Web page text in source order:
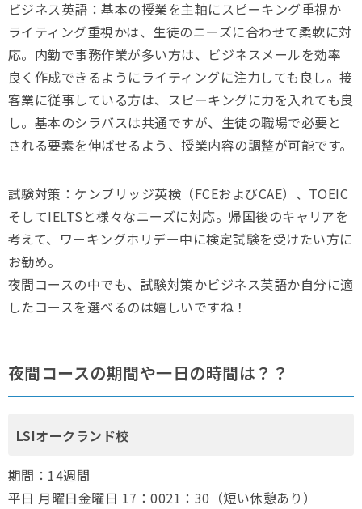
ビジネス英語：基本の授業を主軸にスピーキング重視か
ライティング重視かは、生徒のニーズに合わせて柔軟に対
応。内勤で事務作業が多い方は、ビジネスメールを効率
良く作成できるようにライティングに注力しても良し。接
客業に従事している方は、スピーキングに力を入れても良
し。基本のシラバスは共通ですが、生徒の職場で必要と
される要素を伸ばせるよう、授業内容の調整が可能です。
試験対策：ケンブリッジ英検（FCEおよびCAE）、TOEIC
そしてIELTSと様々なニーズに対応。帰国後のキャリアを
考えて、ワーキングホリデー中に検定試験を受けたい方に
お勧め。
夜間コースの中でも、試験対策かビジネス英語か自分に適
したコースを選べるのは嬉しいですね！
夜間コースの期間や一日の時間は？？
LSIオークランド校
期間：14週間
平日 月曜日金曜日 17：0021：30（短い休憩あり）